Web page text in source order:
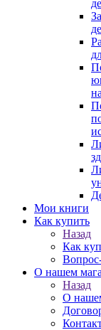
Мои книги
Как купить
Назад
Как
О нашем
Назад
О